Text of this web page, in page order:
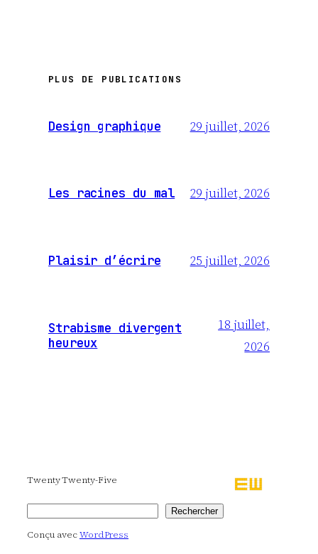
PLUS DE PUBLICATIONS
Design graphique 29 juillet, 2026
Les racines du mal 29 juillet, 2026
Plaisir d’écrire 25 juillet, 2026
Strabisme divergent
heureux
18 juillet,
2026
Twenty Twenty-Five
Rechercher
Conçu avecWordPress